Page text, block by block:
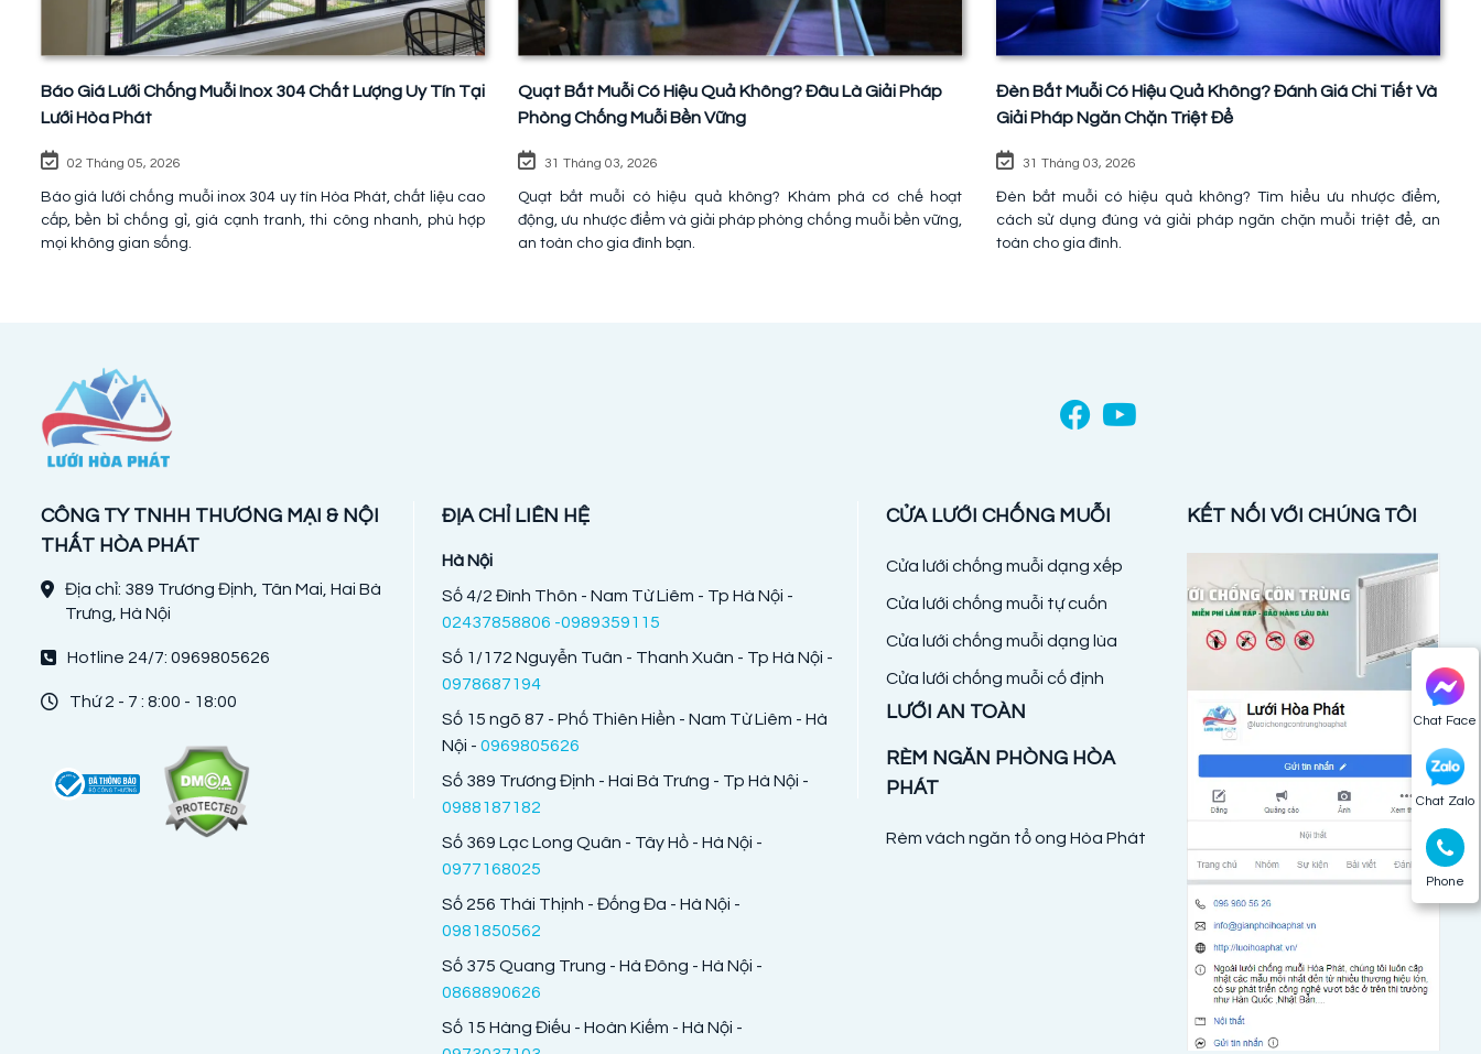
Chat Face
Chat Zalo
Phone
Báo Giá Lưới Chống Muỗi Inox 304 Chất Lượng Uy Tín Tại
Lưới Hòa Phát
02 Tháng 05, 2026
Báo giá lưới chống muỗi inox 304 uy tín Hòa Phát, chất liệu cao
cấp, bền bỉ chống gỉ, giá cạnh tranh, thi công nhanh, phù hợp
mọi không gian sống.
Quạt Bắt Muỗi Có Hiệu Quả Không? Đâu Là Giải Pháp
Phòng Chống Muỗi Bền Vững
31 Tháng 03, 2026
Quạt bắt muỗi có hiệu quả không? Khám phá cơ chế hoạt
động, ưu nhược điểm và giải pháp phòng chống muỗi bền vững,
an toàn cho gia đình bạn.
Đèn Bắt Muỗi Có Hiệu Quả Không? Đánh Giá Chi Tiết Và
Giải Pháp Ngăn Chặn Triệt Để
31 Tháng 03, 2026
Đèn bắt muỗi có hiệu quả không? Tìm hiểu ưu nhược điểm,
cách sử dụng đúng và giải pháp ngăn chặn muỗi triệt để, an
toàn cho gia đình.
CÔNG TY TNHH THƯƠNG MẠI & NỘI
THẤT HÒA PHÁT
Địa chỉ: 389 Trương Định, Tân Mai, Hai Bà
Trưng, Hà Nội
Hotline 24/7: 0969805626
Thứ 2 - 7 : 8:00 - 18:00
ĐỊA CHỈ LIÊN HỆ
Hà Nội
Số 4/2 Đình Thôn - Nam Từ Liêm - Tp Hà Nội -
02437858806 -0989359115
Số 1/172 Nguyễn Tuân - Thanh Xuân - Tp Hà Nội -
0978687194
Số 15 ngõ 87 - Phố Thiên Hiền - Nam Từ Liêm - Hà
Nội - 0969805626
Số 389 Trương Định - Hai Bà Trưng - Tp Hà Nội -
0988187182
Số 369 Lạc Long Quân - Tây Hồ - Hà Nội -
0977168025
Số 256 Thái Thịnh - Đống Đa - Hà Nội -
0981850562
Số 375 Quang Trung - Hà Đông - Hà Nội -
0868890626
Số 15 Hàng Điếu - Hoàn Kiếm - Hà Nội -
CỬA LƯỚI CHỐNG MUỖI
Cửa lưới chống muỗi dạng xếp
Cửa lưới chống muỗi tự cuốn
Cửa lưới chống muỗi dạng lùa
Cửa lưới chống muỗi cố định
LƯỚI AN TOÀN
RÈM NGĂN PHÒNG HÒA
PHÁT
Rèm vách ngăn tổ ong Hòa Phát
KẾT NỐI VỚI CHÚNG TÔI